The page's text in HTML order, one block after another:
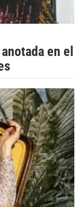
en el